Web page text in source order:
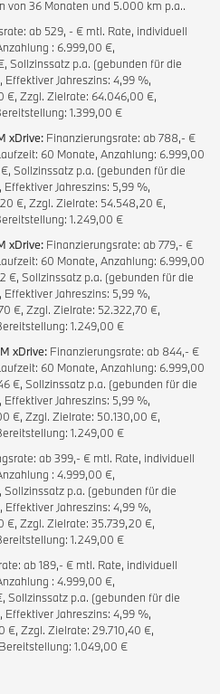
von 36 Monaten und 5.000 km p.a..
ab 529, - € mtl. Rate, individuell
: 6.999,00 €,
Sollzinssatz p.a. (gebunden für die
Jahreszins: 4,99 %,
€, Zzgl. Zielrate: 64.046,00 €,
1.399,00 €
xDrive: Finanzierungsrate: ab 788,- €
60 Monate, Anzahlung: 6.999,00
Sollzinssatz p.a. (gebunden für die
Jahreszins: 5,99 %,
€, Zzgl. Zielrate: 54.548,20 €,
1.249,00 €
xDrive: Finanzierungsrate: ab 779,- €
60 Monate, Anzahlung: 6.999,00
€, Sollzinssatz p.a. (gebunden für die
Jahreszins: 5,99 %,
€, Zzgl. Zielrate: 52.322,70 €,
1.249,00 €
xDrive: Finanzierungsrate: ab 844,- €
60 Monate, Anzahlung: 6.999,00
€, Sollzinssatz p.a. (gebunden für die
Jahreszins: 5,99 %,
€, Zzgl. Zielrate: 50.130,00 €,
1.249,00 €
ab 399,- € mtl. Rate, individuell
: 4.999,00 €,
p.a. (gebunden für die
Jahreszins: 4,99 %,
€, Zzgl. Zielrate: 35.739,20 €,
1.249,00 €
ab 189,- € mtl. Rate, individuell
: 4.999,00 €,
Sollzinssatz p.a. (gebunden für die
Jahreszins: 4,99 %,
€, Zzgl. Zielrate: 29.710,40 €,
1.049,00 €